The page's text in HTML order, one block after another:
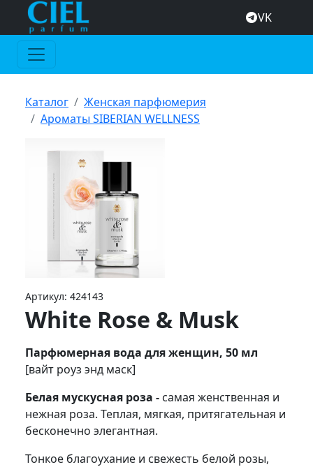
VK
Каталог
Женская парфюмерия
Ароматы SIBERIAN WELLNESS
Артикул: 424143
White Rose & Musk
Парфюмерная вода для женщин, 50 мл
[вайт роуз энд маск]
Белая мускусная роза - самая женственная и
нежная роза. Теплая, мягкая, притягательная и
бесконечно элегантная.
Тонкое благоухание и свежесть белой розы,